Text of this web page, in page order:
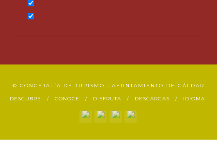
© CONCEJALÍA DE TURISMO • AYUNTAMIENTO DE GÁLDAR
DESCUBRE CONOCE DISFRUTA DESCARGAS IDIOMA